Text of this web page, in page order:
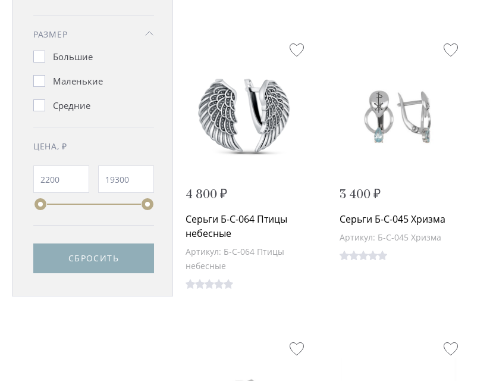
РАЗМЕР
Большие
Маленькие
Средние
ЦЕНА, ₽
СБРОСИТЬ
4 800 ₽
Серьги Б-С-064 Птицы
небесные
Артикул: Б-С-064 Птицы
небесные
3 400 ₽
Серьги Б-С-045 Хризма
Артикул: Б-С-045 Хризма